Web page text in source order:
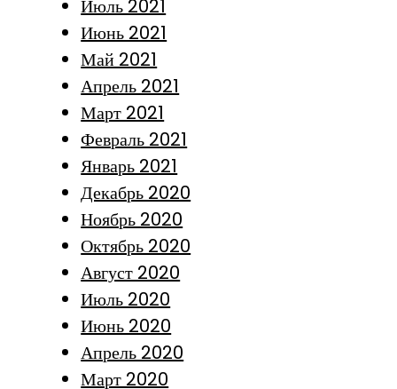
Июль 2021
Июнь 2021
Май 2021
Апрель 2021
Март 2021
Февраль 2021
Январь 2021
Декабрь 2020
Ноябрь 2020
Октябрь 2020
Август 2020
Июль 2020
Июнь 2020
Апрель 2020
Март 2020